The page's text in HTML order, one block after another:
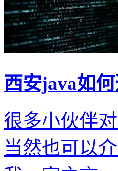
西安java如
很多小伙伴
当然也可以